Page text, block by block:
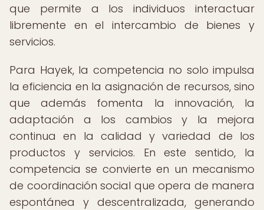
que permite a los individuos interactuar
libremente en el intercambio de bienes y
servicios.
Para Hayek, la competencia no solo impulsa
la eficiencia en la asignación de recursos, sino
que además fomenta la innovación, la
adaptación a los cambios y la mejora
continua en la calidad y variedad de los
productos y servicios. En este sentido, la
competencia se convierte en un mecanismo
de coordinación social que opera de manera
espontánea y descentralizada, generando